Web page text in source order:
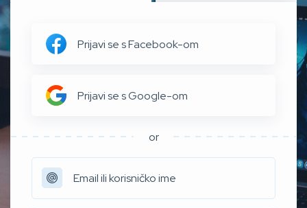
Prijavi se s Facebook-om
Prijavi se s Google-om
or